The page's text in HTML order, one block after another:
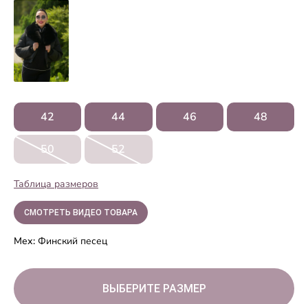
42 44 46 48
50 52
Таблица размеров
СМОТРЕТЬ ВИДЕО ТОВАРА
Мех: Финский песец
ВЫБЕРИТЕ РАЗМЕР